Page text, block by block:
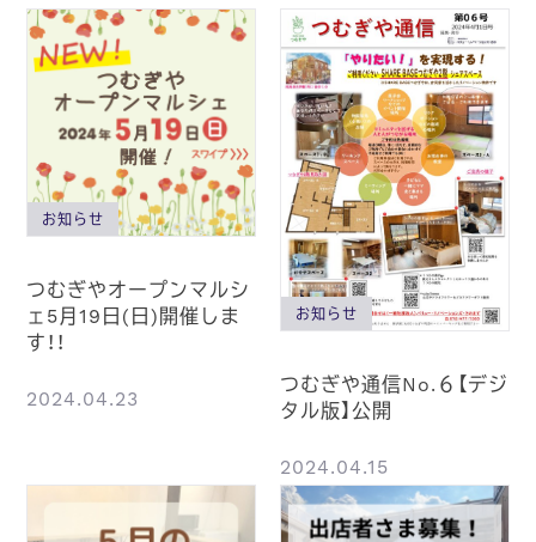
お知らせ
つむぎやオープンマルシ
ェ5月19日(日)開催しま
す！！
2024.04.23
お知らせ
つむぎや通信No.６【デジ
タル版】公開
2024.04.15